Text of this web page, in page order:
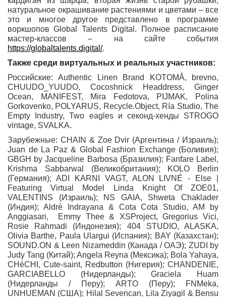
натуральное окрашивание растениями и цветами – все
это и многое другое представлено в программе
воркшопов Global Talents Digital. Полное расписание
мастер-классов – на сайте события
https://globaltalents.digital/.
Также среди виртуальных и реальных участников:
Российские: Authentic Linen Brand KOTOMÂ, brevno,
СHUUDO_YUUDO, Cocoshnick Headdress, Ginger
Ocean, MANIFEST, Mira Fedotova, PIJMAK, Polina
Gorkovenko, POLYARUS, Recycle.Object, Ría Studio, The
Empty Industry, Two eagles и секонд-хенды STROGO
vintage, SVALKA.
Зарубежные: CHAIN & Zoe Dvir (Аргентина / Израиль);
Juan de La Paz & Global Fashion Exchange (Боливия);
GBGH by Jacqueline Barbosa (Бразилия); Fanfare Label,
Krishma Sabbarwal (Великобритания); KOLO Berlin
(Германия); ADI KARNI VAGT, ALON LIVNÉ - Else |
Featuring Virtual Model Linda Knight Of ZOE01,
VALENTINS (Израиль); NS GAIA, Shweta Chaklader
(Индия); Aldrè Indrayana & Cota Cota Studio, AM by
Anggiasari, Emmy Thee & XSProject, Gregorius Vici,
Rosie Rahmadi (Индонезия); 404 STUDIO, ALASKA,
Olivia Barthe, Paula Ulargui (Испания); BAY (Казахстан);
SOUND.ON & Leen Nizameddin (Канада / ОАЭ); ZUDI by
Judy Tang (Китай); Angela Reyna (Мексика); Bola Yahaya,
CHéCHI, Cute-saint, Redbutton (Нигерия); CHANDENIE,
GARCIABELLO (Нидерланды); Graciela Huam
(Нидерланды / Перу); ARTO (Перу); FNMeka,
UNHUEMAN (США); Hilal Sevencan, Lila Ziyagil & Bensu